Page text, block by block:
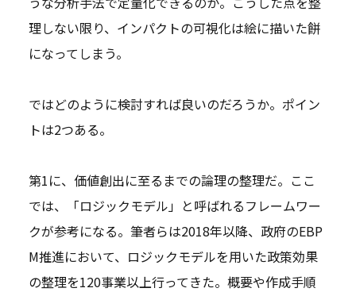
理しない限り、インパクトの可視化は絵に描いた餅
になってしまう。
ではどのように検討すれば良いのだろうか。ポイン
トは2つある。
第1に、価値創出に至るまでの論理の整理だ。ここ
では、「ロジックモデル」と呼ばれるフレームワー
クが参考になる。筆者らは2018年以降、政府のEBP
M推進において、ロジックモデルを用いた政策効果
の整理を120事業以上行ってきた。概要や作成手順